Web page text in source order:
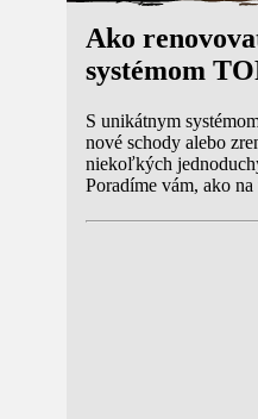
Ako
systémom
S unikátnym
nové schody alebo
niekoľkých
Poradíme vám, ako na